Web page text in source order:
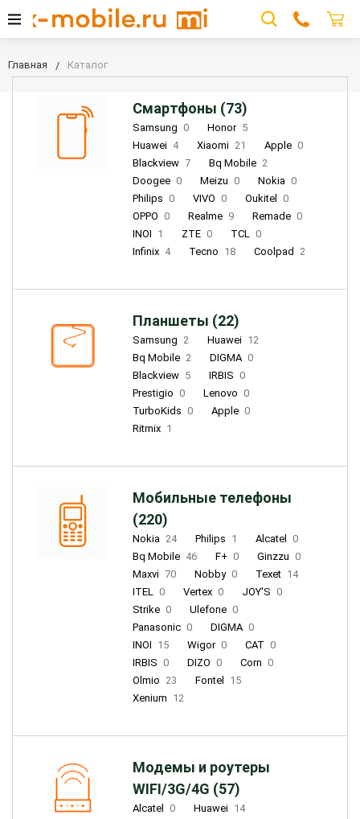
Главная Каталог
Смартфоны (73)
Samsung 0 Honor 5
Huawei 4 Xiaomi 21 Apple 0
Blackview 7 Bq Mobile 2
Doogee 0 Meizu 0 Nokia 0
Philips 0 VIVO 0 Oukitel
0
OPPO 0 Realme 9 Remade 0
INOI 1 ZTE 0 TCL 0
Infinix 4 Tecno 18 Coolpad 2
Планшеты (22)
Samsung 2 Huawei 12
Bq Mobile 2 DIGMA 0
Blackview 5 IRBIS 0
Prestigio 0 Lenovo 0
TurboKids 0 Apple 0
Ritmix 1
Мобильные телефоны
(220)
Nokia 24 Philips 1 Alcatel
0
Bq Mobile 46 F+ 0 Ginzzu 0
Maxvi 70 Nobby 0 Texet 14
ITEL 0 Vertex 0 JOY'S 0
Strike 0 Ulefone 0
Panasonic 0 DIGMA 0
INOI 15 Wigor 0 CAT 0
IRBIS 0 DIZO 0 Corn 0
Olmio 23 Fontel
15
Xenium 12
Модемы и роутеры
WIFI/3G/4G (57)
Alcatel 0 Huawei 14